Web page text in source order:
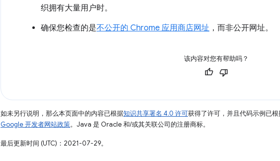
织拥有大量用户时。
确保您检查的是不公开的 Chrome 应用商店网址 ，而非公开网址。
该内容对您有帮助吗？
如未另行说明，那么本页面中的内容已根据知识共享署名 4.0 许可获得了许可，并且代码示例已根
Google 开发者网站政策。Java 是 Oracle 和/或其关联公司的注册商标。
最后更新时间 (UTC)：2021-07-29。